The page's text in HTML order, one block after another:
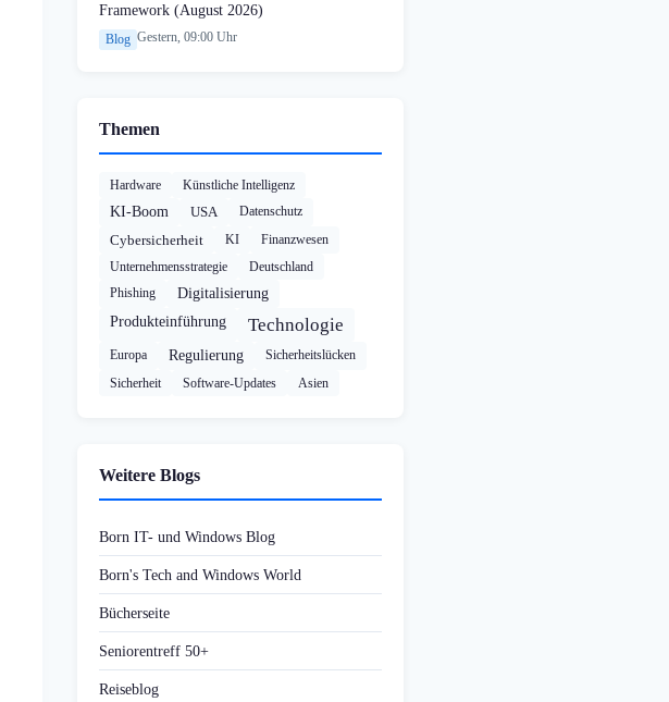
Framework (August 2026)
Blog Gestern, 09:00 Uhr
Themen
Hardware Künstliche Intelligenz
KI-Boom USA Datenschutz
Cybersicherheit KI
Finanzwesen
Unternehmensstrategie
Deutschland
Phishing
Digitalisierung
Produkteinführung
Technologie
Europa Regulierung
Sicherheitslücken
Sicherheit
Software-Updates Asien
Weitere Blogs
Born IT- und Windows Blog
Born's Tech and Windows World
Bücherseite
Seniorentreff 50+
Reiseblog